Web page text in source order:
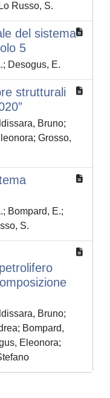
Russo, S.
del sistema
5
Desogus, E.
strutturali
Bruno;
Grosso,
Bompard, E.;
S.
Bruno;
Bompard,
Eleonora;